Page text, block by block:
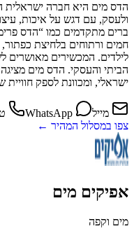
הדס מים היא חברה ישראלית
ולעסק, עם דגש על איכות,
ברים מתקדמים כמו “הדס
חמים ורתוחים בלחיצת כפתור,
לילדים. המכשירים מאושרים
הביתי והעסקי. הדס מים
ישראלי, ומכוונת לספק
מייל
צפו במסלול המהיר ←
אפיקים מים
מים וקפה